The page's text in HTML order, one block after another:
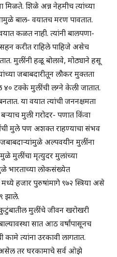
मिळते. शिळे अन्न नेहमीच त्यांच्या
बाल- वयातच मरण पावतात.
कळत नाही. त्यांनी बालपणा-
करीत राहिले पाहिजे असेच
मुलींनी हळू बोलावे, मोठ्याने हसू
जबाबदारीतून लौकर मुक्तता
४० टक्के मुलींची लग्ने केली जातात.
या वयात त्यांची जननक्षमता
मुली गरोदर- पणात किंवा
मुले पण अशक्त राहण्याचा संभव
अल्पवयीन मुलींना
मुलींचा मृत्युदर मुलांच्या
भारताच्या लोकसंख्येत
हजार पुरुषांमागे ९७२ स्त्रिया असे
झाले.
कुटुंबातील मुलींचे जीवन खरोखरी
सात आठ वर्षांपासूनच
त्यांना उरकावी लागतात.
तर घरकामाचे सर्व ओझे